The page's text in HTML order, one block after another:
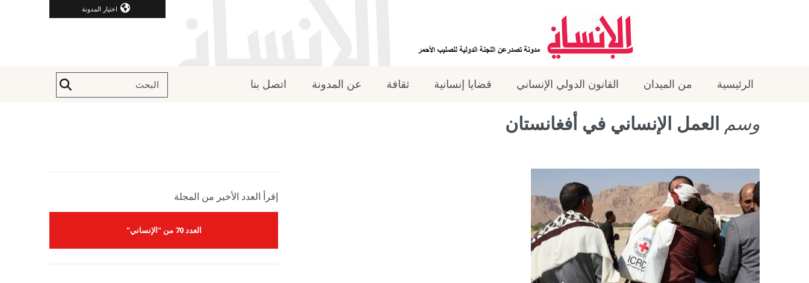
اختيار المدونة
الرئيسية من الميدان القانون الدولي الإنساني قضايا إنسانية ثقافة عن المدونة اتصل بنا
وسم العمل الإنساني في أفغانستان
إقرأ العدد الأخير من المجلة
العدد 70 من "الإنساني"